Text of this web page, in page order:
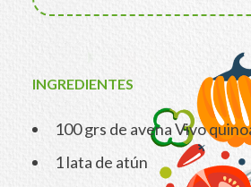
INGREDIENTES
100 grs de avena Vivo
1 lata de atún